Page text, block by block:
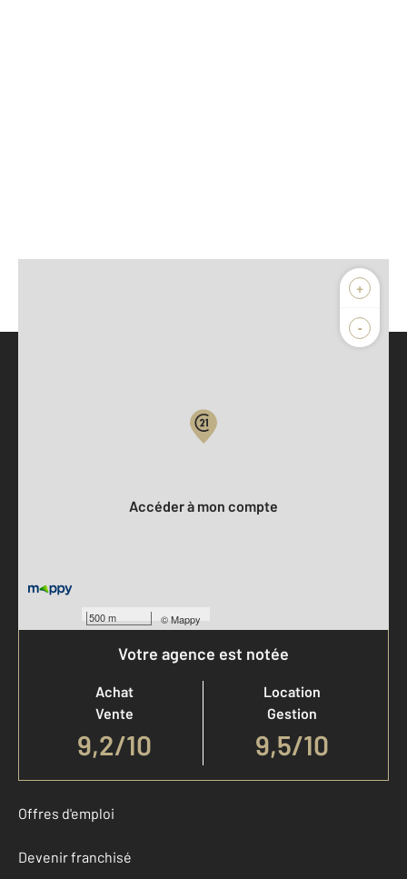
+
-
500 m ©Mappy
Accéder à mon compte
Votre agence est notée
Achat
Vente
9,2/10
Location
Gestion
9,5/10
Offres d'emploi
Devenir franchisé